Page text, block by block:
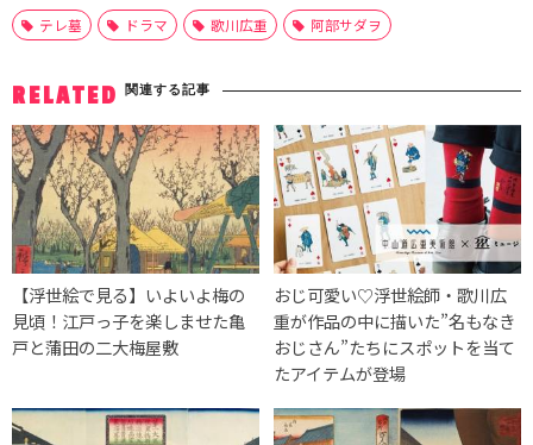
テレ墓 ドラマ 歌川広重 阿部サダヲ
RELATED 関連する記事
【浮世絵で見る】いよいよ梅の
見頃！江戸っ子を楽しませた亀
戸と蒲田の二大梅屋敷
おじ可愛い♡浮世絵師・歌川広
重が作品の中に描いた”名もなき
おじさん”たちにスポットを当て
たアイテムが登場